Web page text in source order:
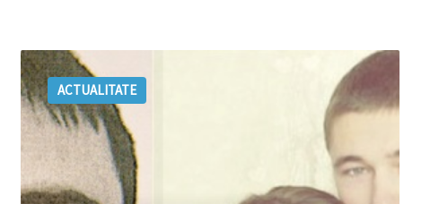
Crima
de
la
Durleşti:
Episodul
Gheorghe
ACTUALITATE